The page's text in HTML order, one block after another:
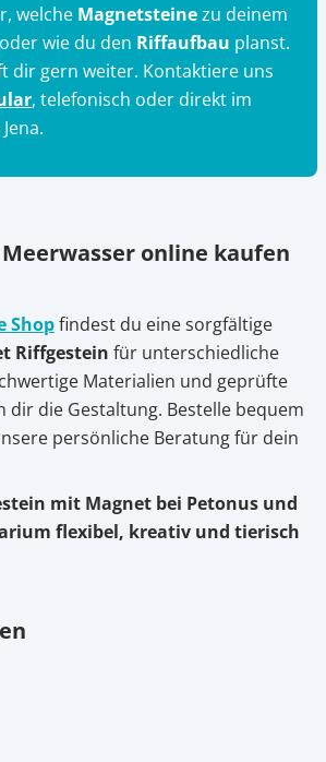
welche Magnetsteinezu deinem
wie du den Riffaufbau planst.
dir gern weiter. Kontaktiere uns
, telefonisch oder direkt im
online kaufen
Shopfindest du eine sorgfältige
Riffgestein für unterschiedliche
Materialien und geprüfte
dir die Gestaltung. Bestelle bequem
persönliche Beratung für dein
mit Magnet bei Petonus und
flexibel, kreativ und tierisch